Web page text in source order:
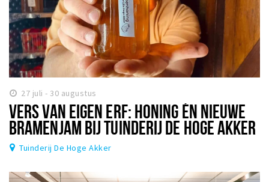
27 juli - 30 augustus
VERS VAN EIGEN ERF: HONING ÉN NIEUWE
BRAMENJAM BIJ TUINDERIJ DE HOGE AKKER
Tuinderij De Hoge Akker